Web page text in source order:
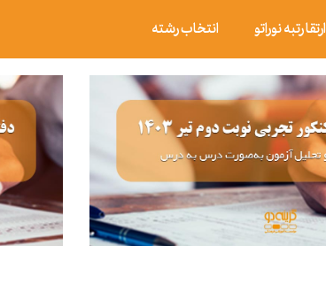
ارتقا رتبه نوراتو انتخاب رشته